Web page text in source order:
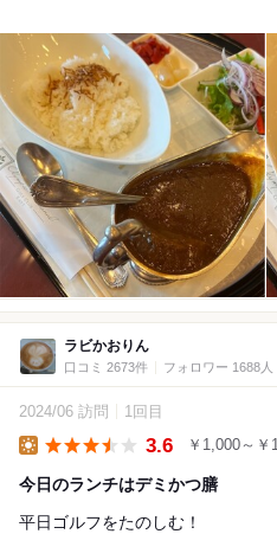
ラビかおりん
口コミ 2673件 フォロワー 1688人
2024/06 訪問 1回目
3.6 ￥1,000～￥
今日のランチはデミかつ膳
平日ゴルフをたのしむ！